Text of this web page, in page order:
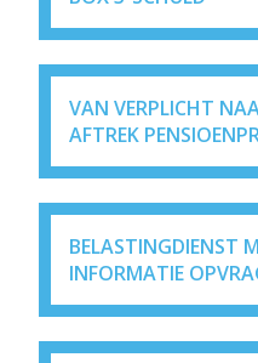
VAN VERPLICHT
AFTREK
BELASTINGDIENST
INFORMATIE